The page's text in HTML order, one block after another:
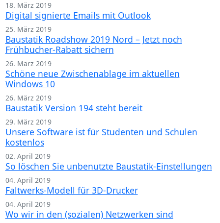
18. März 2019
Digital signierte Emails mit Outlook
25. März 2019
Baustatik Roadshow 2019 Nord – Jetzt noch
Frühbucher-Rabatt sichern
26. März 2019
Schöne neue Zwischenablage im aktuellen
Windows 10
26. März 2019
Baustatik Version 194 steht bereit
29. März 2019
Unsere Software ist für Studenten und Schulen
kostenlos
02. April 2019
So löschen Sie unbenutzte Baustatik-Einstellungen
04. April 2019
Faltwerks-Modell für 3D-Drucker
04. April 2019
Wo wir in den (sozialen) Netzwerken sind